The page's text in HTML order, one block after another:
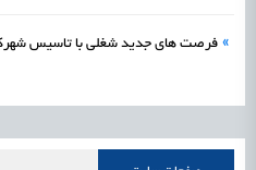
» فرصت‌ های جدید شغلی با تاسیس